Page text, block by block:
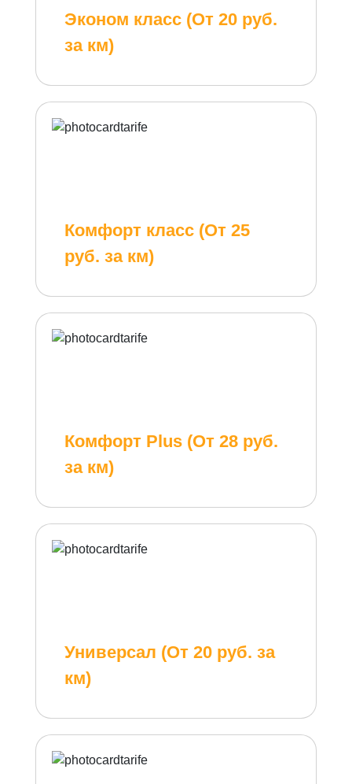
Эконом класс (От 20 руб.
за км)
Комфорт класс (От 25
руб. за км)
Комфорт Plus (От 28 руб.
за км)
Универсал (От 20 руб. за
км)